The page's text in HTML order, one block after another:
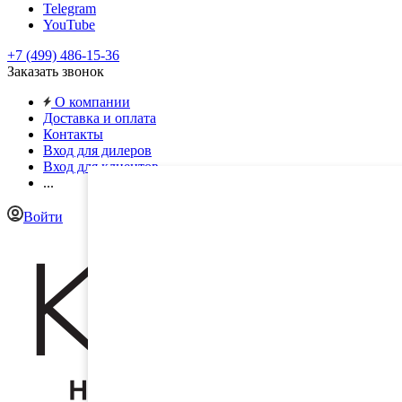
Telegram
YouTube
+7 (499) 486-15-36
Заказать звонок
О компании
Доставка и оплата
Контакты
Вход для дилеров
Вход для клиентов
...
Войти